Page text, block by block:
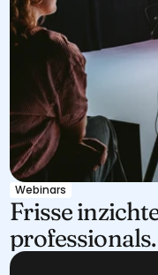
Webinars
Frisse
professionals.